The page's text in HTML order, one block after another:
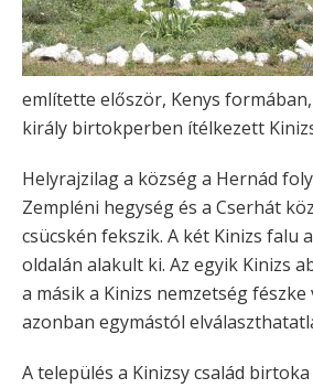
említette először, Kenys
király birtokperben ítélkezett
Helyrajzilag a község a Hernád
Zempléni hegység és a Cserhát
csücskén fekszik. A két Kinizs falu
oldalán alakult ki. Az egyik Kinizs
a másik a Kinizs nemzetség
azonban egymástól
A település a Kinizsy család